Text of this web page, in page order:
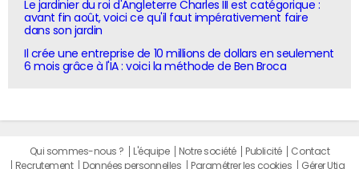
Le jardinier du roi d'Angleterre Charles III est catégorique :
avant fin août, voici ce qu'il faut impérativement faire
dans son jardin
Il crée une entreprise de 10 millions de dollars en seulement
6 mois grâce à l'IA : voici la méthode de Ben Broca
Qui sommes-nous ? L'équipe Notre société Publicité
Contact
Recrutement
Données personnelles Paramétrer les cookies Gérer Utiq